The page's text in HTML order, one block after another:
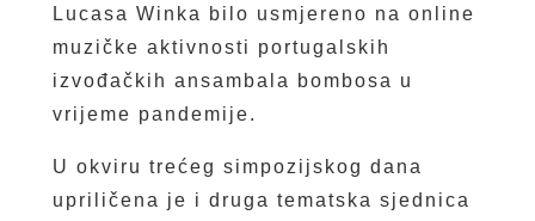
Lucasa Winka bilo usmjereno na online
muzičke aktivnosti portugalskih
izvođačkih ansambala bombosa u
vrijeme pandemije.
U okviru trećeg simpozijskog dana
upriličena je i druga tematska sjednica